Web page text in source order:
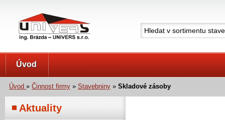
Úvod
Úvod » Činnost firmy » Stavebniny » Skladové zásoby
Aktuality